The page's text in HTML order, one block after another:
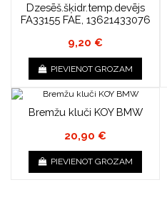
Dzesēš.šķidr.temp.devējs
FA33155 FAE, 13621433076
9,20 €
PIEVIENOT GROZAM
Bremžu kluči KOY BMW
20,90 €
PIEVIENOT GROZAM